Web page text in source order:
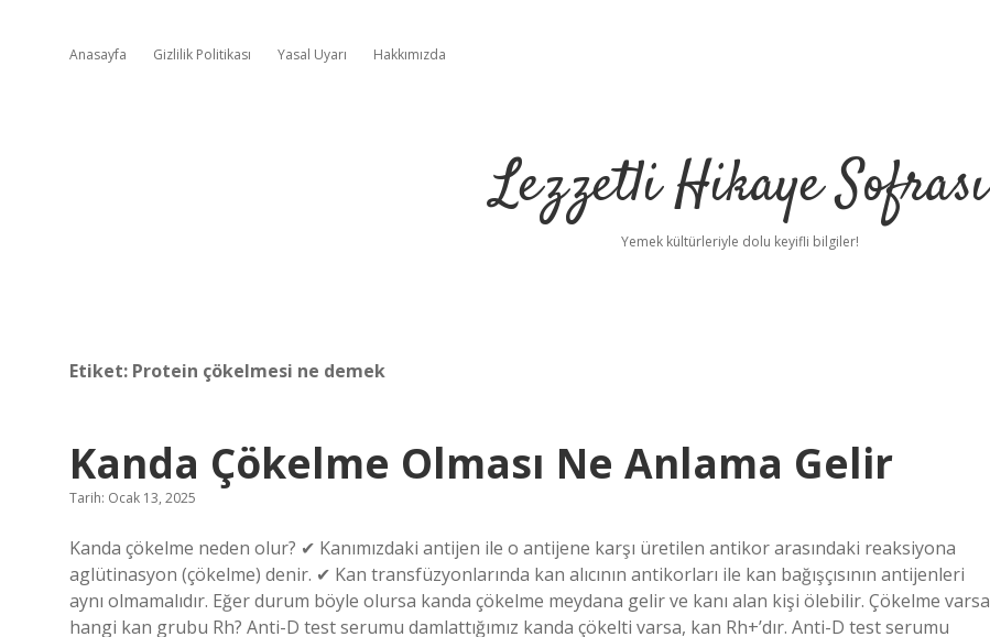
Anasayfa Gizlilik Politikası Yasal Uyarı Hakkımızda
Lezzetli Hikaye Sofrası
Yemek kültürleriyle dolu keyifli bilgiler!
Etiket: Protein çökelmesi ne demek
Kanda Çökelme Olması Ne Anlama Gelir
Tarih: Ocak 13, 2025
Kanda çökelme neden olur? ✔ Kanımızdaki antijen ile o antijene karşı üretilen antikor arasındaki reaksiyona
aglütinasyon (çökelme) denir. ✔ Kan transfüzyonlarında kan alıcının antikorları ile kan bağışçısının antijenleri
aynı olmamalıdır. Eğer durum böyle olursa kanda çökelme meydana gelir ve kanı alan kişi ölebilir. Çökelme varsa
hangi kan grubu Rh? Anti-D test serumu damlattığımız kanda çökelti varsa, kan Rh+’dır. Anti-D test serumu